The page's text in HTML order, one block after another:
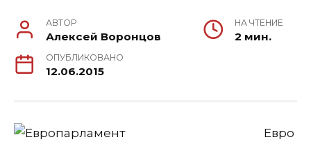
АВТОР
Алексей Воронцов
НА ЧТЕНИЕ
2 мин.
ОПУБЛИКОВАНО
12.06.2015
Евро